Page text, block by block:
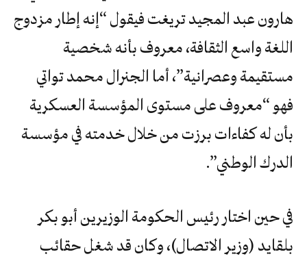
هارون عبد المجيد تريغت فيقول “إنه إطار مزدوج
اللغة واسع الثقافة، معروف بأنه شخصية
مستقيمة وعصرانية”، أما الجنرال محمد تواتي
فهو “معروف على مستوى المؤسسة العسكرية
بأن له كفاءات برزت من خلال خدمته في مؤسسة
الدرك الوطني”.
في حين اختار رئيس الحكومة الوزيرين أبو بكر
بلقايد (وزير الاتصال)، وكان قد شغل حقائب